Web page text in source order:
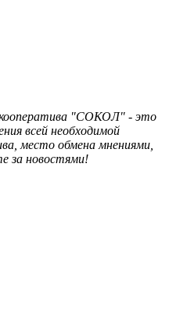
"СОКОЛ" - это
всей необходимой
место обмена мнениями,
за новостями!